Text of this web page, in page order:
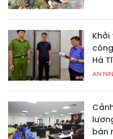
Hà
AN
bán